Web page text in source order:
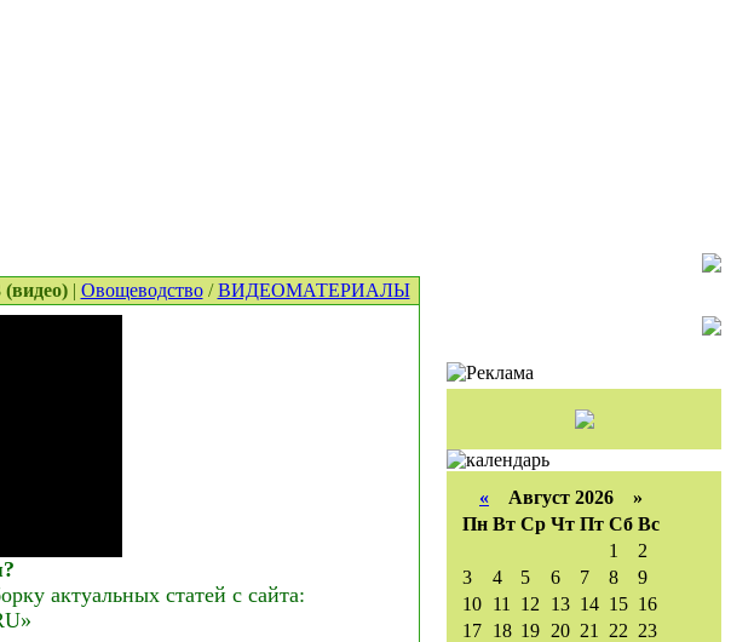
| Овощеводство/ВИДЕОМАТЕРИАЛЫ
актуальных статей с сайта:
« Август 2026 »
Пн Вт Ср Чт Пт Сб Вс
1
2
3
4 5 6 7 8
9
10 11 12 13 14 15 16
17 18 19 20 21 22 23